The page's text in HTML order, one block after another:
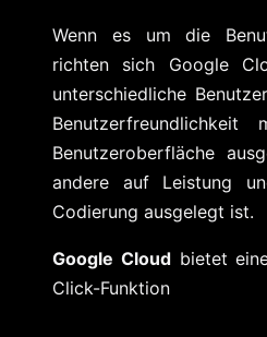
Wenn es um die
richten sich Google
unterschiedliche
Benutzeroberfläche
andere auf Leistung
Codierung ausgelegt ist.
Google Cloudbietet
Click-Funktion